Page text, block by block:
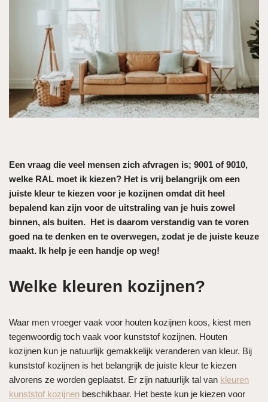
Een vraag die veel mensen zich afvragen is; 9001 of 9010,
welke RAL moet ik kiezen? Het is vrij belangrijk om een
juiste kleur te kiezen voor je kozijnen omdat dit heel
bepalend kan zijn voor de uitstraling van je huis zowel
binnen, als buiten. Het is daarom verstandig van te voren
goed na te denken en te overwegen, zodat je de juiste keuze
maakt. Ik help je een handje op weg!
Welke kleuren kozijnen?
Waar men vroeger vaak voor houten kozijnen koos, kiest men
tegenwoordig toch vaak voor kunststof kozijnen. Houten
kozijnen kun je natuurlijk gemakkelijk veranderen van kleur. Bij
kunststof kozijnen is het belangrijk de juiste kleur te kiezen
alvorens ze worden geplaatst. Er zijn natuurlijk tal van kleuren
kunststof kozijnen beschikbaar. Het beste kun je kiezen voor